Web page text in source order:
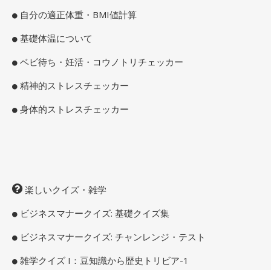
自分の適正体重・BMI値計算
基礎体温について
ベビ待ち・妊活・コウノトリチェッカー
精神的ストレスチェッカー
身体的ストレスチェッカー
楽しいクイズ・雑学
ビジネスマナークイズ: 基礎クイズ集
ビジネスマナークイズ: チャンレンジ・テスト
雑学クイズ I：豆知識から歴史トリビア-1